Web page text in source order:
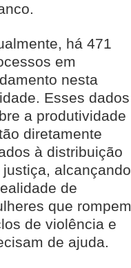
há 471
em
nesta
Esses dados
a produtividade
diretamente
à distribuição
justiça, alcançando
de
que rompem
de violência e
de ajuda.